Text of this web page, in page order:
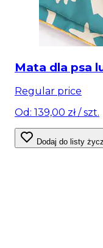
Mata dla psa
Regular price
Od: 139,00 zł/ szt.
Dodaj do listy